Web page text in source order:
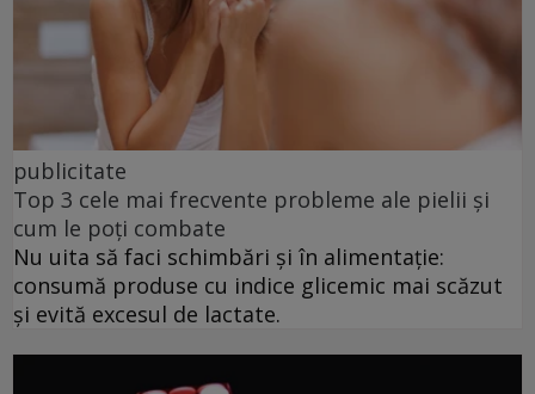
publicitate
Top 3 cele mai frecvente probleme ale pielii și
cum le poți combate
Nu uita să faci schimbări și în alimentație:
consumă produse cu indice glicemic mai scăzut
și evită excesul de lactate.